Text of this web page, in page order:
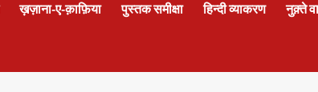
ख़ज़ाना-ए-क़ाफ़िया पुस्तक समीक्षा हिन्दी व्याकरण नुक़्ते